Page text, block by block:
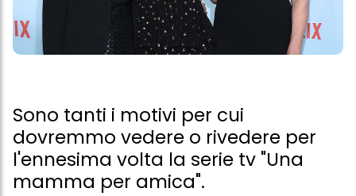
Sono tanti i motivi per cui
dovremmo vedere o rivedere per
l'ennesima volta la serie tv "Una
mamma per amica".